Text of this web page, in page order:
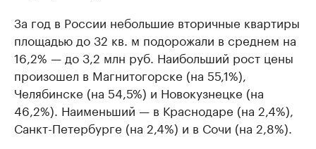
За год в России небольшие вторичные квартиры
площадью до 32 кв. м подорожали в среднем на
16,2% — до 3,2 млн руб. Наибольший рост цены
произошел в Магнитогорске (на 55,1%),
Челябинске (на 54,5%) и Новокузнецке (на
46,2%). Наименьший — в Краснодаре (на 2,4%),
Санкт-Петербурге (на 2,4%) и в Сочи (на 2,8%).